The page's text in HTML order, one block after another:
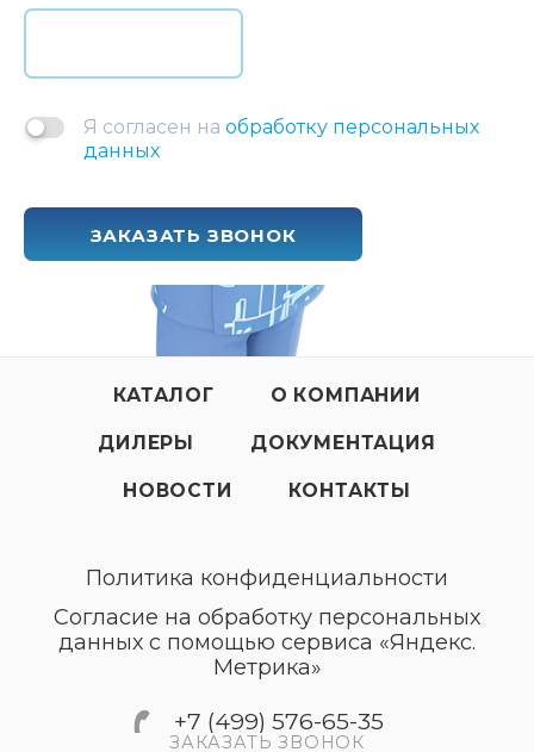
Я согласен на обработку персональных
данных
ЗАКАЗАТЬ ЗВОНОК
КАТАЛОГ О КОМПАНИИ
ДИЛЕРЫ ДОКУМЕНТАЦИЯ
НОВОСТИ КОНТАКТЫ
Политика конфиденциальности
Согласие на обработку персональных
данных с помощью сервиса «Яндекс.
Метрика»
+7 (499) 576-65-35
ЗАКАЗАТЬ ЗВОНОК